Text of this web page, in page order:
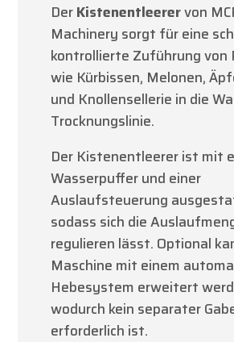
DerKistenentleerervon
Machinery sorgt für eine
kontrollierte Zuführung von
wie Kürbissen, Melonen,
und Knollensellerie in die
Trocknungslinie.
Der Kistenentleerer ist mit
Wasserpuffer und einer
Auslaufsteuerung
sodass sich die
regulieren lässt. Optional
Maschine mit einem
Hebesystem erweitert
wodurch kein separater
erforderlich ist.